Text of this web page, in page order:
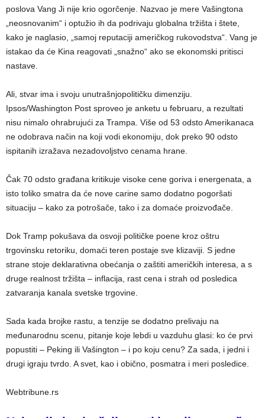
poslova Vang Ji nije krio ogorčenje. Nazvao je mere Vašingtona
„neosnovanim“ i optužio ih da podrivaju globalna tržišta i štete,
kako je naglasio, „samoj reputaciji američkog rukovodstva“. Vang je
istakao da će Kina reagovati „snažno“ ako se ekonomski pritisci
nastave.
Ali, stvar ima i svoju unutrašnjopolitičku dimenziju.
Ipsos/Washington Post sproveo je anketu u februaru, a rezultati
nisu nimalo ohrabrujući za Trampa. Više od 53 odsto Amerikanaca
ne odobrava način na koji vodi ekonomiju, dok preko 90 odsto
ispitanih izražava nezadovoljstvo cenama hrane.
Čak 70 odsto građana kritikuje visoke cene goriva i energenata, a
isto toliko smatra da će nove carine samo dodatno pogoršati
situaciju – kako za potrošače, tako i za domaće proizvođače.
Dok Tramp pokušava da osvoji političke poene kroz oštru
trgovinsku retoriku, domaći teren postaje sve klizaviji. S jedne
strane stoje deklarativna obećanja o zaštiti američkih interesa, a s
druge realnost tržišta – inflacija, rast cena i strah od posledica
zatvaranja kanala svetske trgovine.
Sada kada brojke rastu, a tenzije se dodatno prelivaju na
međunarodnu scenu, pitanje koje lebdi u vazduhu glasi: ko će prvi
popustiti – Peking ili Vašington – i po koju cenu? Za sada, i jedni i
drugi igraju tvrdo. A svet, kao i obično, posmatra i meri posledice.
Webtribune.rs